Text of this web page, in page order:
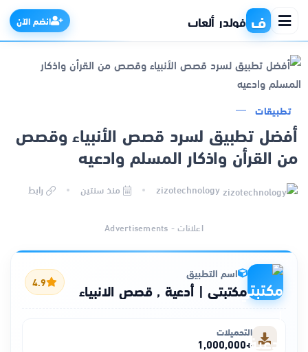
ف فولدر ألعاب انضم الآن
الرئيسية
التطبيقات
الألعاب
تطبيقات
أفضل تطبيق لسرد قصص الأنبياء وقصص
من القرأن واذكار المسلم وادعيه
منذ سنتين رابط
اعلانات - Advertisements
اسم التطبيق
مكتبتي | أدعية , قصص الانبياء 4.9
التحميلات
+1,000,000